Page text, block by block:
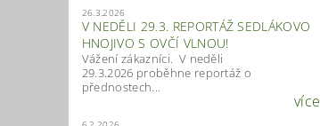
26.3.2026
V NEDĚLI 29.3. REPORTÁŽ SEDLÁKOVO
HNOJIVO S OVČÍ VLNOU!
Vážení zákazníci. V neděli
29.3.2026 proběhne reportáž o
přednostech...
více